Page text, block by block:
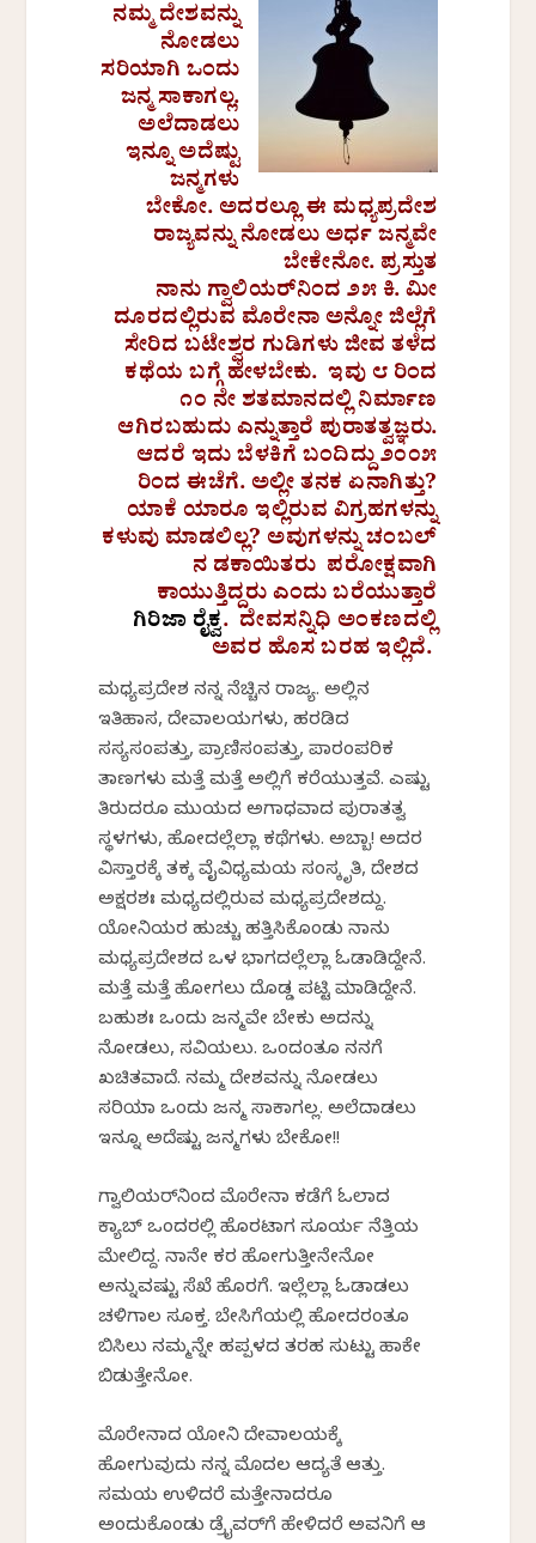
ನಮ್ಮ ದೇಶವನ್ನು
ನೋಡಲು
ಸರಿಯಾಗಿ ಒಂದು
ಜನ್ಮ ಸಾಕಾಗಲ್ಲ.
ಅಲೆದಾಡಲು
ಇನ್ನೂ ಅದೆಷ್ಟು
ಜನ್ಮಗಳು
ಬೇಕೋ. ಅದರಲ್ಲೂ ಈ ಮಧ್ಯಪ್ರದೇಶ
ರಾಜ್ಯವನ್ನು ನೋಡಲು ಅರ್ಧ ಜನ್ಮವೇ
ಬೇಕೇನೋ. ಪ್ರಸ್ತುತ
ನಾನು ಗ್ವಾಲಿಯರ್‌ನಿಂದ ೨೫ ಕಿ. ಮೀ
ದೂರದಲ್ಲಿರುವ ಮೊರೇನಾ ಅನ್ನೋ ಜಿಲ್ಲೆಗೆ
ಸೇರಿದ ಬಟೇಶ್ವರ ಗುಡಿಗಳು ಜೀವ ತಳೆದ
ಕಥೆಯ ಬಗ್ಗೆ ಹೇಳಬೇಕು. ಇವು ೮ ರಿಂದ
೧೦ ನೇ ಶತಮಾನದಲ್ಲಿ ನಿರ್ಮಾಣ
ಆಗಿರಬಹುದು ಎನ್ನುತ್ತಾರೆ ಪುರಾತತ್ವಜ್ಞರು.
ಆದರೆ ಇದು ಬೆಳಕಿಗೆ ಬಂದಿದ್ದು ೨೦೦೫
ರಿಂದ ಈಚೆಗೆ. ಅಲ್ಲೀ ತನಕ ಏನಾಗಿತ್ತು?
ಯಾಕೆ ಯಾರೂ ಇಲ್ಲಿರುವ ವಿಗ್ರಹಗಳನ್ನು
ಕಳುವು ಮಾಡಲಿಲ್ಲ? ಅವುಗಳನ್ನು ಚಂಬಲ್‌
ನ ಡಕಾಯಿತರು ಪರೋಕ್ಷವಾಗಿ
ಕಾಯುತ್ತಿದ್ದರು ಎಂದು ಬರೆಯುತ್ತಾರೆ
ಗಿರಿಜಾ ರೈಕ್ವ. ದೇವಸನ್ನಿಧಿ ಅಂಕಣದಲ್ಲಿ
ಅವರ ಹೊಸ ಬರಹ ಇಲ್ಲಿದೆ.
ಮಧ್ಯಪ್ರದೇಶ ನನ್ನ ನೆಚ್ಚಿನ ರಾಜ್ಯ. ಅಲ್ಲಿನ
ಇತಿಹಾಸ, ದೇವಾಲಯಗಳು, ಹರಡಿದ
ಸಸ್ಯಸಂಪತ್ತು, ಪ್ರಾಣಿಸಂಪತ್ತು, ಪಾರಂಪರಿಕ
ತಾಣಗಳು ಮತ್ತೆ ಮತ್ತೆ ಅಲ್ಲಿಗೆ ಕರೆಯುತ್ತವೆ. ಎಷ್ಟು
ತಿರುಗಿದರೂ ಮುಗಿಯದ ಅಗಾಧವಾದ ಪುರಾತತ್ವ
ಸ್ಥಳಗಳು, ಹೋದಲ್ಲೆಲ್ಲಾ ಕಥೆಗಳು. ಅಬ್ಬಾ! ಅದರ
ವಿಸ್ತಾರಕ್ಕೆ ತಕ್ಕ ವೈವಿಧ್ಯಮಯ ಸಂಸ್ಕೃತಿ, ದೇಶದ
ಅಕ್ಷರಶಃ ಮಧ್ಯದಲ್ಲಿರುವ ಮಧ್ಯಪ್ರದೇಶದ್ದು.
ಯೋಗಿನಿಯರ ಹುಚ್ಚು ಹತ್ತಿಸಿಕೊಂಡು ನಾನು
ಮಧ್ಯಪ್ರದೇಶದ ಒಳ ಭಾಗದಲ್ಲೆಲ್ಲಾ ಓಡಾಡಿದ್ದೇನೆ.
ಮತ್ತೆ ಮತ್ತೆ ಹೋಗಲು ದೊಡ್ಡ ಪಟ್ಟಿ ಮಾಡಿದ್ದೇನೆ.
ಬಹುಶಃ ಒಂದು ಜನ್ಮವೇ ಬೇಕು ಅದನ್ನು
ನೋಡಲು, ಸವಿಯಲು. ಒಂದಂತೂ ನನಗೆ
ಖಚಿತವಾಗಿದೆ. ನಮ್ಮ ದೇಶವನ್ನು ನೋಡಲು
ಸರಿಯಾಗಿ ಒಂದು ಜನ್ಮ ಸಾಕಾಗಲ್ಲ. ಅಲೆದಾಡಲು
ಇನ್ನೂ ಅದೆಷ್ಟು ಜನ್ಮಗಳು ಬೇಕೋ!!
ಗ್ವಾಲಿಯರ್‌ನಿಂದ ಮೊರೇನಾ ಕಡೆಗೆ ಓಲಾದ
ಕ್ಯಾಬ್‌ ಒಂದರಲ್ಲಿ ಹೊರಟಾಗ ಸೂರ್ಯ ನೆತ್ತಿಯ
ಮೇಲಿದ್ದ. ನಾನೇ ಕರಗಿ ಹೋಗುತ್ತೀನೇನೋ
ಅನ್ನುವಷ್ಟು ಸೆಖೆ ಹೊರಗೆ. ಇಲ್ಲೆಲ್ಲಾ ಓಡಾಡಲು
ಚಳಿಗಾಲ ಸೂಕ್ತ. ಬೇಸಿಗೆಯಲ್ಲಿ ಹೋದರಂತೂ
ಬಿಸಿಲು ನಮ್ಮನ್ನೇ ಹಪ್ಪಳದ ತರಹ ಸುಟ್ಟು ಹಾಕೇ
ಬಿಡುತ್ತೇನೋ.
ಮೊರೇನಾದ ಯೋಗಿನಿ ದೇವಾಲಯಕ್ಕೆ
ಹೋಗುವುದು ನನ್ನ ಮೊದಲ ಆದ್ಯತೆ ಆಗಿತ್ತು.
ಸಮಯ ಉಳಿದರೆ ಮತ್ತೇನಾದರೂ
ಅಂದುಕೊಂಡು ಡ್ರೈವರ್‌ಗೆ ಹೇಳಿದರೆ ಅವನಿಗೆ ಆ